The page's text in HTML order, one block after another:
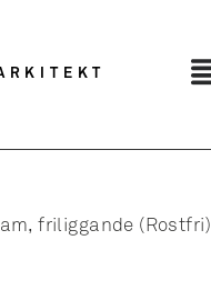
friliggande (Rostfri)